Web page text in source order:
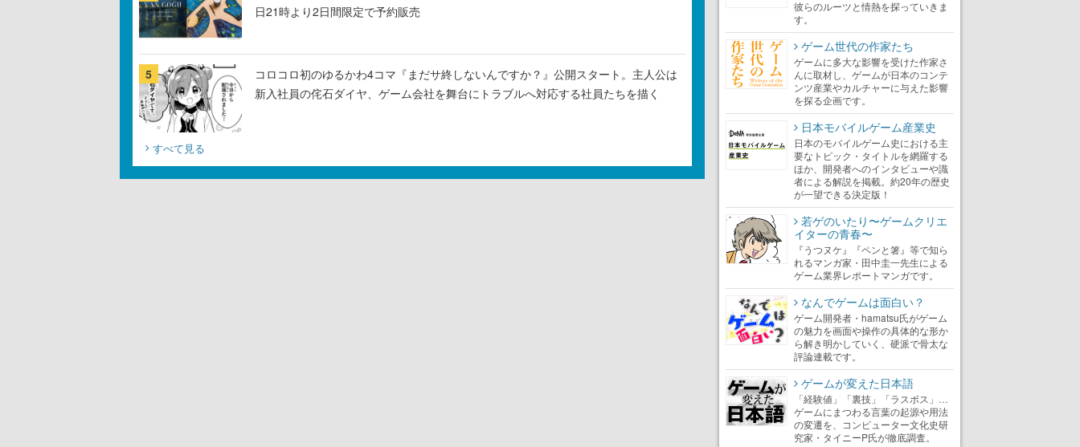
日21時より2日間限定で予約販売
5
コロコロ初のゆるかわ4コマ『まだサ終しないんですか？』公開スタート。主人公は
新入社員の侘石ダイヤ、ゲーム会社を舞台にトラブルへ対応する社員たちを描く
すべて見る
彼らのルーツと情熱を探っていきま
す。
ゲーム世代の作家たち
ゲームに多大な影響を受けた作家さ
んに取材し、ゲームが日本のコンテ
ンツ産業やカルチャーに与えた影響
を探る企画です。
日本モバイルゲーム産業史
日本のモバイルゲーム史における主
要なトピック・タイトルを網羅する
ほか、開発者へのインタビューや識
者による解説を掲載。約20年の歴史
が一望できる決定版！
若ゲのいたり〜ゲームクリエ
イターの青春〜
『うつヌケ』『ペンと箸』等で知ら
れるマンガ家・田中圭一先生による
ゲーム業界レポートマンガです。
なんでゲームは面白い？
ゲーム開発者・hamatsu氏がゲーム
の魅力を画面や操作の具体的な形か
ら解き明かしていく、硬派で骨太な
評論連載です。
ゲームが変えた日本語
「経験値」「裏技」「ラスボス」…
ゲームにまつわる言葉の起源や用法
の変遷を、コンピューター文化史研
究家・タイニーP氏が徹底調査。